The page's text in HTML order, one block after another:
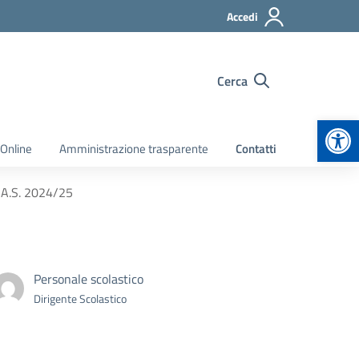
Accedi
Cerca
Amministrazione trasparente Contatti
2024/25
Personale scolastico
Dirigente Scolastico